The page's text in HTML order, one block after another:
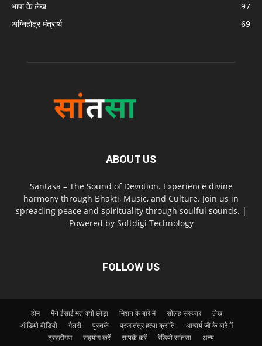
भापा के लेख
97
अग्निहोत्र मंत्रार्थ
69
ABOUT US
Santasa – The Sound of Devotion. Experience divine
harmony through Bhakti, Music, and Culture. Join us in
spreading peace and spirituality through soulful sounds. |
Powered by Softdigi Technology
FOLLOW US
होम मैंने ईसाई मत क्यों छोड़ा मिशन के बारे में सोलह संस्कार
लेख
ऑडियो वीडियो
गैलरी पुस्तकें प्रजातंत्र हत्या क्रांति
आचार्य जी के बारे में
ट्रस्टीगण
सहयोग करें सम्पर्क करें रेडियो सांतसा अन्य